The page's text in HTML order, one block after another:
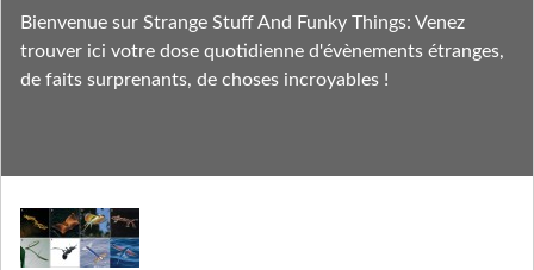
Fil des commentaires
Bienvenue sur Strange Stuff And Funky Things: Venez
trouver ici votre dose quotidienne d'évènements étranges,
de faits surprenants, de choses incroyables !